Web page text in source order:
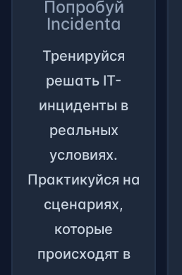
Попробуй
Incidenta
Тренируйся
решать IT-
инциденты в
реальных
условиях.
Практикуйся на
сценариях,
которые
происходят в